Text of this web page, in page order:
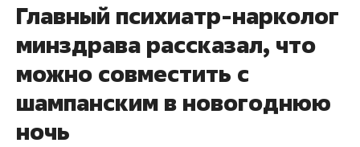
Главный психиатр-нарколог
минздрава рассказал, что
можно совместить с
шампанским в новогоднюю
ночь